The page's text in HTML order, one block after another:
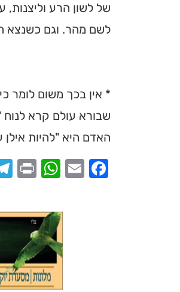
של לשון הרע וליצנות,
לשם מהר. וגם כשנצא
* אין בכך משום לומר
שבורא עולם קרא לנוח
האדם היא "להיות
Facebook
Email